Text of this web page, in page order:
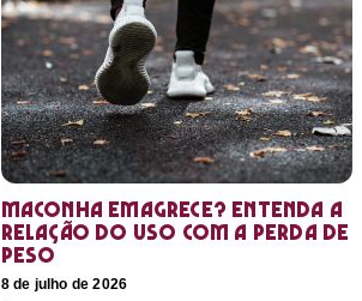
Maconha emagrece? Entenda a
relação do uso com a perda de
peso
8 de julho de 2026